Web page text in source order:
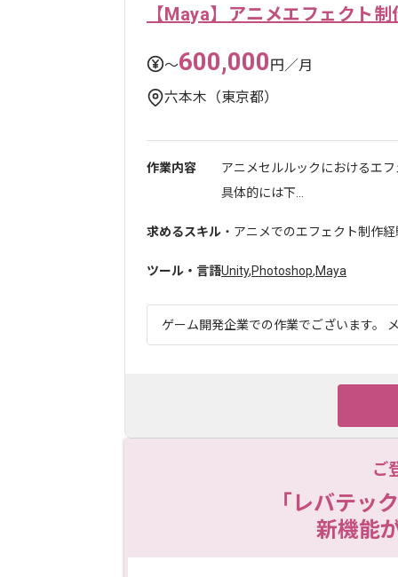
【Maya】アニメエフェクト制
〜600,000円／月
六本木（東京都）
作業内容
アニメセルルックにおけるエ
具体的には下...
求めるスキル ・アニメでのエフェクト制作経
ツール・言語Unity,Photoshop,Maya
ゲーム開発企業での作業でございます。
ご
「レバテッ
新機能